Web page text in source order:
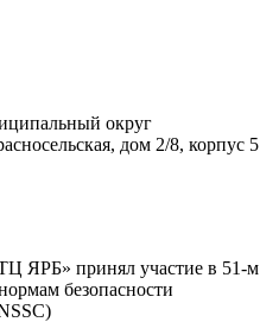
округ
дом 2/8, корпус 5
ЯРБ» принял участие в 51-м
безопасности